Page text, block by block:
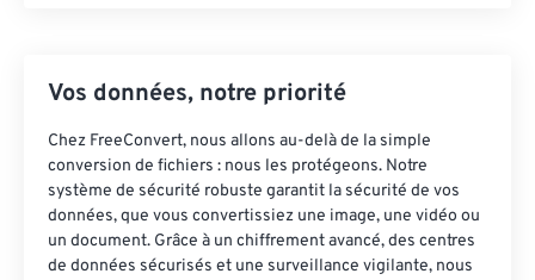
Vos données, notre priorité
Chez FreeConvert, nous allons au-delà de la simple
conversion de fichiers : nous les protégeons. Notre
système de sécurité robuste garantit la sécurité de vos
données, que vous convertissiez une image, une vidéo ou
un document. Grâce à un chiffrement avancé, des centres
de données sécurisés et une surveillance vigilante, nous